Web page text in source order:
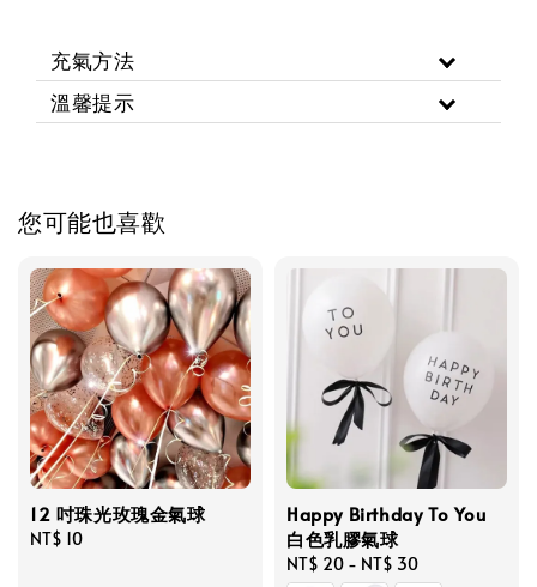
充氣方法
溫馨提示
您可能也喜歡
12 吋珠光玫瑰金氣球
Regular
NT$ 10
Happy Birthday To You
白色乳膠氣球
Regular
NT$ 20 - NT$ 30